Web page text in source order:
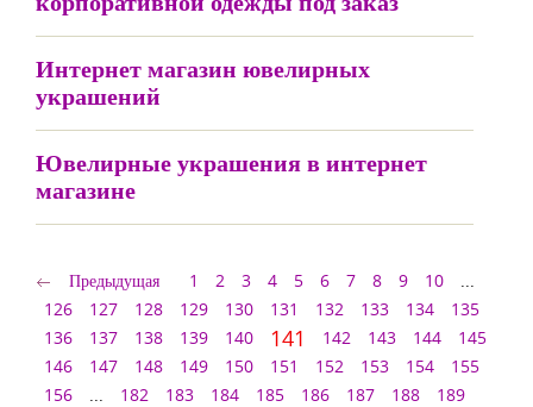
Интернет магазин ювелирных
украшений
Ювелирные украшения в интернет
магазине
Предыдущая 1 2 3 4 5 6 7 8 9 10
...
126
127 128 129 130 131 132 133 134
135
136
137 138 139 140 141 142 143 144
145
146
147 148 149 150 151 152 153 154
155
156
... 182 183 184 185 186 187 188
189